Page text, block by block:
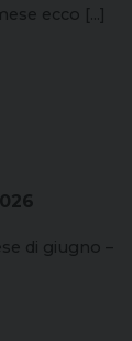
ecco [...]
di giugno –